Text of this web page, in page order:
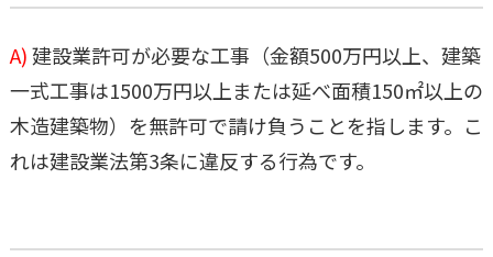
A)建設業許可が必要な工事（金額500万円以上、建築
一式工事は1500万円以上または延べ面積150㎡以上の
木造建築物）を無許可で請け負うことを指します。こ
れは建設業法第3条に違反する行為です。